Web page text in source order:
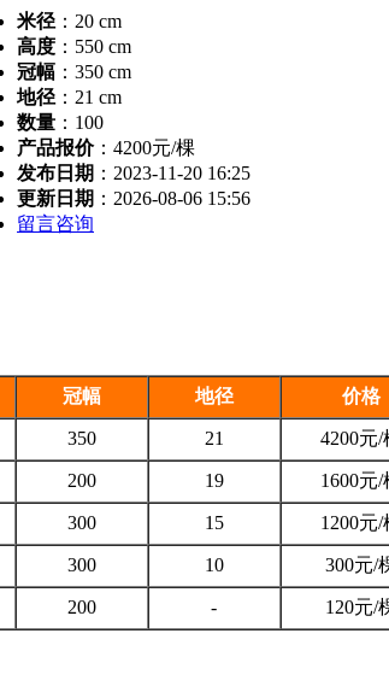
米径 ： 20 cm
高度 ： 550 cm
冠幅 ： 350 cm
地径 ： 21 cm
数量 ： 100
产品报价： 4200元/棵
发布日期 ：2023-11-20 16:25
更新日期 ：2026-08-06 15:56
留言咨询
冠幅 地径 价格
350 21 4200元/
200 19 1600元/
300 15 1200元/
300 10 300元/
200 - 120元/